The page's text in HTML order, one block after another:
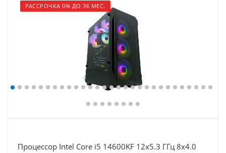
РАССРОЧКА 0% ДО 36 МЕС.
Процессор Intel Core i5 14600KF 12x5.3 ГГц 8x4.0